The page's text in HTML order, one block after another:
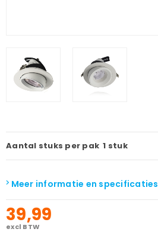
Aantal stuks per pak 1 stuk
Meer informatie en specificaties
39,99
excl BTW